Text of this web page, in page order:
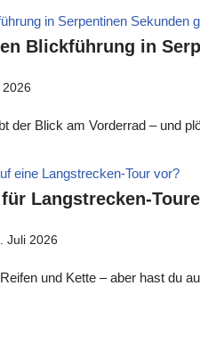
Blickführung in
der Blick am Vorderrad – und
Langstrecken-
Juli 2026
und Kette – aber hast du